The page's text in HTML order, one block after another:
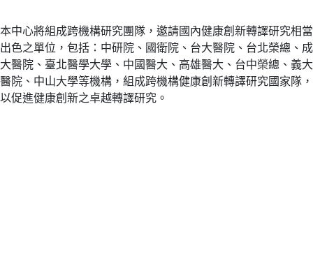
本中心將組成跨機構研究團隊，邀請國內健康創新轉譯研究相當
出色之單位，包括：中研院、國衛院、台大醫院、台北榮總、成
大醫院、臺北醫學大學、中國醫大、高雄醫大、台中榮總、義大
醫院、中山大學等機構，組成跨機構健康創新轉譯研究國家隊，
以促進健康創新之卓越轉譯研究。